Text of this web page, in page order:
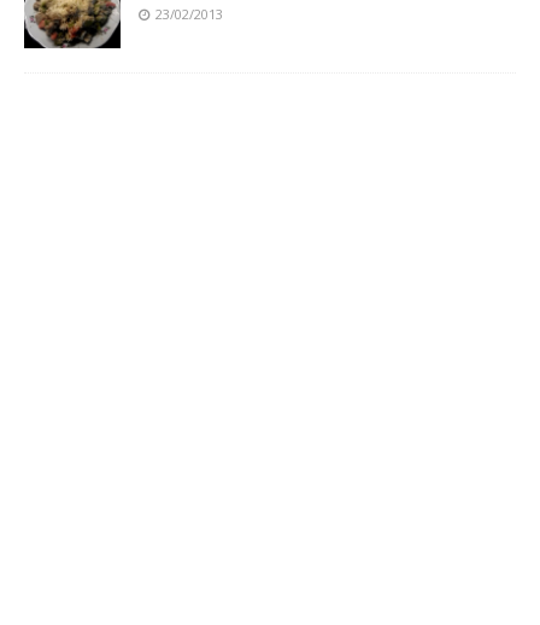
23/02/2013